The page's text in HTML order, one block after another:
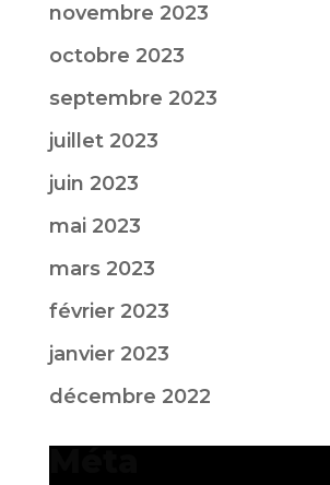
novembre 2023
octobre 2023
septembre 2023
juillet 2023
juin 2023
mai 2023
mars 2023
février 2023
janvier 2023
décembre 2022